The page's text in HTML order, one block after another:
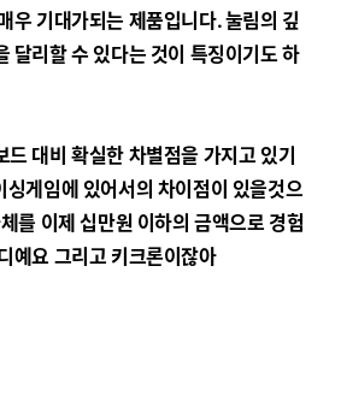
우 기대가되는 제품입니다. 눌림의 깊
달리할 수 있다는 것이 특징이기도 하
대비 확실한 차별점을 가지고 있기
싱게임에 있어서의 차이점이 있을것으
를 이제 십만원 이하의 금액으로 경험
예요 그리고 키크론이잖아